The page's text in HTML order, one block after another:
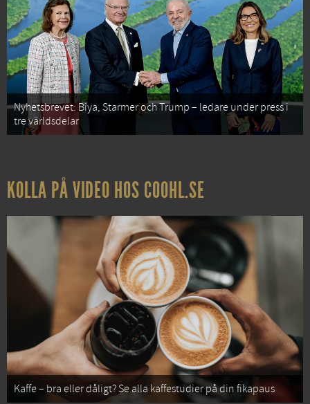
Nyhetsbrevet: Biya, Starmer och Trump – ledare under press i
tre världsdelar
KOLLA PÅ VIDEO HOS COOHL.SE
Kaffe – bra eller dåligt? Se alla kaffestudier på din fikapaus